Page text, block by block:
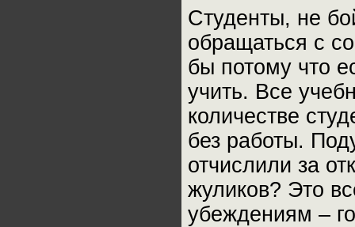
Студенты, не
обращаться с
бы потому что
учить. Все
количестве
без работы.
отчислили за
жуликов? Это
убеждениям –